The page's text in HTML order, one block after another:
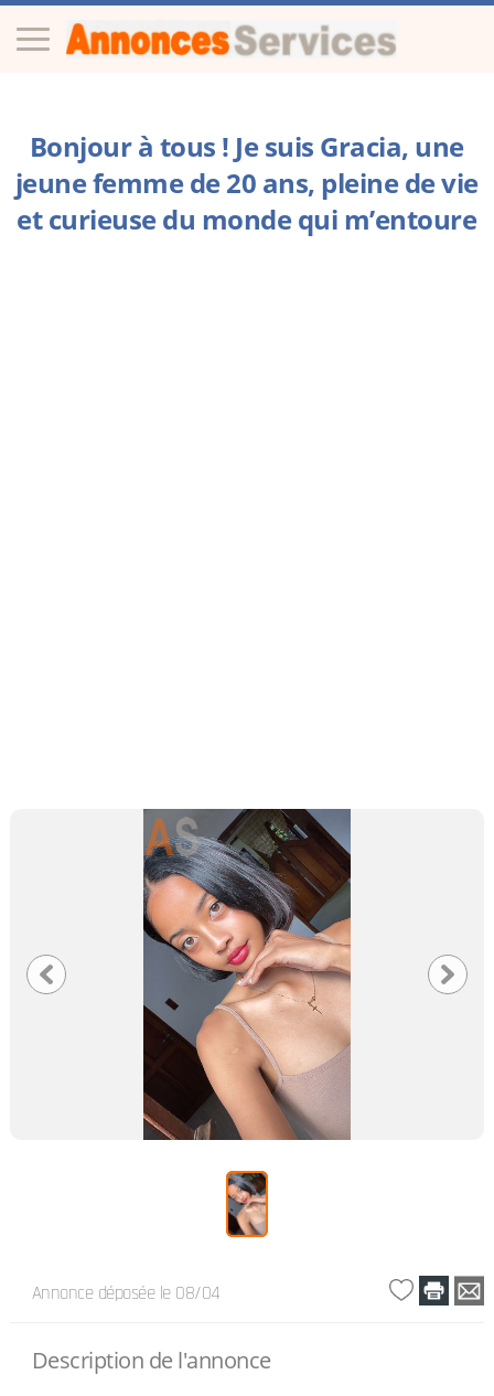
Bonjour à tous ! Je suis Gracia, une
jeune femme de 20 ans, pleine de vie
et curieuse du monde qui m’entoure
Annonce déposée le 08/04
Description de l'annonce